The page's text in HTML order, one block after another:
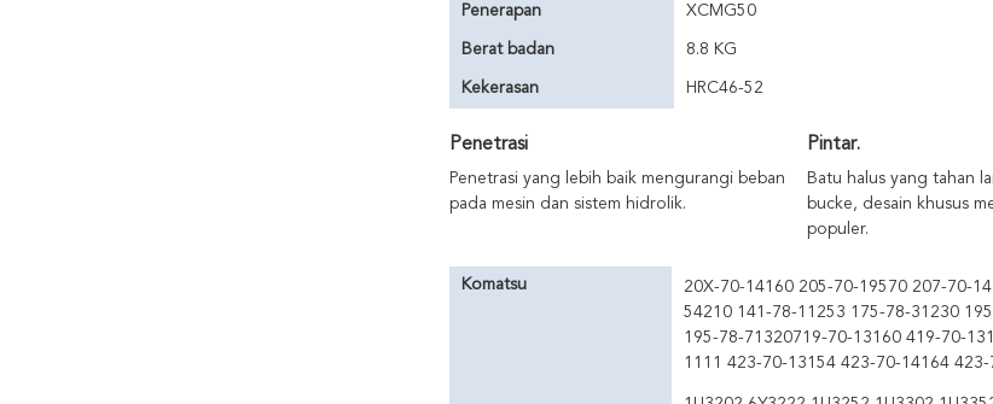
Penerapan XCMG50
Berat badan 8.8 KG
Kekerasan HRC46-52
Penetrasi
Penetrasi yang lebih baik mengurangi beban
pada mesin dan sistem hidrolik.
Pintar.
Batu halus yang tahan
bucke, desain khusus
populer.
Komatsu
20X-70-14160 205-70-19570 207-70-
54210 141-78-11253 175-78-31230
195-78-71320719-70-13160 419-70-
1111 423-70-13154 423-70-14164